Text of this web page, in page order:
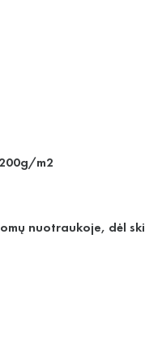
m2
nuotraukoje, dėl